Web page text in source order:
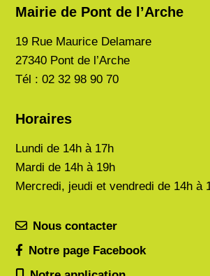
Mairie de Pont de l’Arche
19 Rue Maurice Delamare
27340 Pont de l’Arche
Tél : 02 32 98 90 70
Horaires
Lundi de 14h à 17h
Mardi de 14h à 19h
Mercredi, jeudi et vendredi de 14h à
Nous contacter
Notre page Facebook